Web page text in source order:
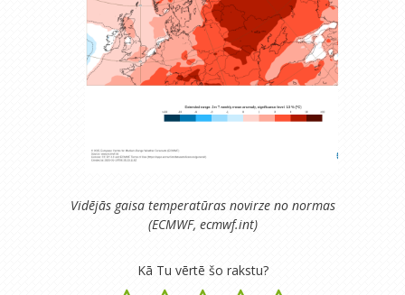
Vidējās gaisa temperatūras novirze no normas
(ECMWF, ecmwf.int)
Kā Tu vērtē šo rakstu?